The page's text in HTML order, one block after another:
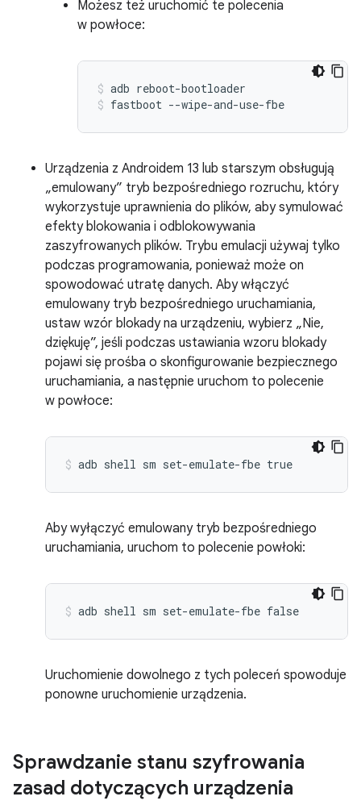
Możesz też uruchomić te polecenia
w powłoce:
adb reboot-bootloader
fastboot --wipe-and-use-fbe
Urządzenia z Androidem 13 lub starszym obsługują
„emulowany” tryb bezpośredniego rozruchu, który
wykorzystuje uprawnienia do plików, aby symulować
efekty blokowania i odblokowywania
zaszyfrowanych plików. Trybu emulacji używaj tylko
podczas programowania, ponieważ może on
spowodować utratę danych. Aby włączyć
emulowany tryb bezpośredniego uruchamiania,
ustaw wzór blokady na urządzeniu, wybierz „Nie,
dziękuję”, jeśli podczas ustawiania wzoru blokady
pojawi się prośba o skonfigurowanie bezpiecznego
uruchamiania, a następnie uruchom to polecenie
w powłoce:
Aby wyłączyć emulowany tryb bezpośredniego
uruchamiania, uruchom to polecenie powłoki:
Uruchomienie dowolnego z tych poleceń spowoduje
ponowne uruchomienie urządzenia.
Sprawdzanie stanu szyfrowania
zasad dotyczących urządzenia